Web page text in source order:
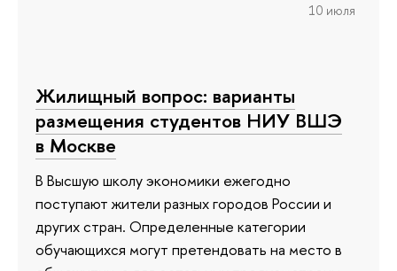
10 июля
Жилищный вопрос: варианты
размещения студентов НИУ ВШЭ
в Москве
В Высшую школу экономики ежегодно
поступают жители разных городов России и
других стран. Определенные категории
обучающихся могут претендовать на место в